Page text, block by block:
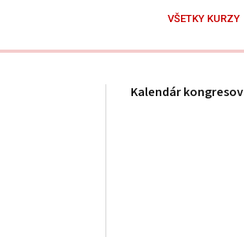
VŠETKY KURZY
Kalendár kongresov